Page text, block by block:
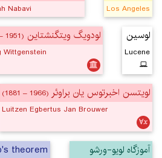
Los Angeles
Nabavi
لوسین
Lucene
لودویگ ویتگنشتاین 1951)
Wittgenstein
لویتسن اخبرتوس یان براوئر (1881 – 1966)
Luitzen Egbertus Jan Brouwer
آموزگاه لویو-ورشو theorem